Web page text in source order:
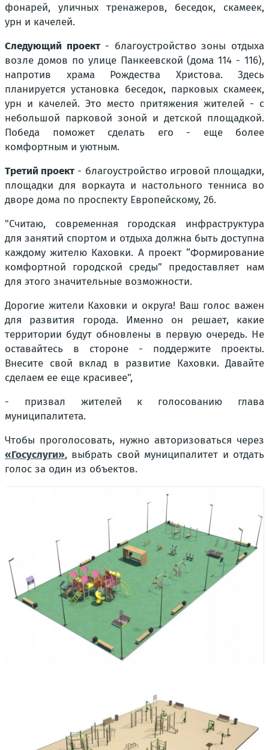
фонарей, уличных тренажеров, беседок, скамеек,
урн и качелей.
Следующий проект- благоустройство зоны отдыха
возле домов по улице Панкеевской (дома 114 - 116),
напротив храма Рождества Христова. Здесь
планируется установка беседок, парковых скамеек,
урн и качелей. Это место притяжения жителей - с
небольшой парковой зоной и детской площадкой.
Победа поможет сделать его - еще более
комфортным и уютным.
Третий проект - благоустройство игровой площадки,
площадки для воркаута и настольного тенниса во
дворе дома по проспекту Европейскому, 26.
"Считаю, современная городская инфраструктура
для занятий спортом и отдыха должна быть доступна
каждому жителю Каховки. А проект “Формирование
комфортной городской среды” предоставляет нам
для этого значительные возможности.
Дорогие жители Каховки и округа! Ваш голос важен
для развития города. Именно он решает, какие
территории будут обновлены в первую очередь. Не
оставайтесь в стороне - поддержите проекты.
Внесите свой вклад в развитие Каховки. Давайте
сделаем ее еще красивее",
- призвал жителей к голосованию глава
муниципалитета.
Чтобы проголосовать, нужно авторизоваться через
«Госуслуги», выбрать свой муниципалитет и отдать
голос за один из объектов.